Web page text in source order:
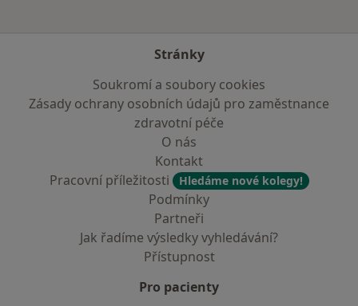
Stránky
Soukromí a soubory cookies
Zásady ochrany osobních údajů pro zaměstnance
zdravotní péče
O nás
Kontakt
Pracovní příležitosti
Hledáme nové kolegy!
Podmínky
Partneři
Jak řadíme výsledky vyhledávání?
Přístupnost
Pro pacienty